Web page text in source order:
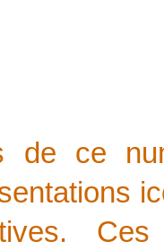
de ce